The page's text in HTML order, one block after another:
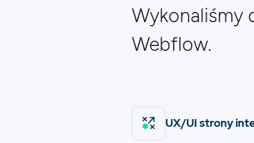
Wykonaliśmy
Webflow.
UX/UI strony